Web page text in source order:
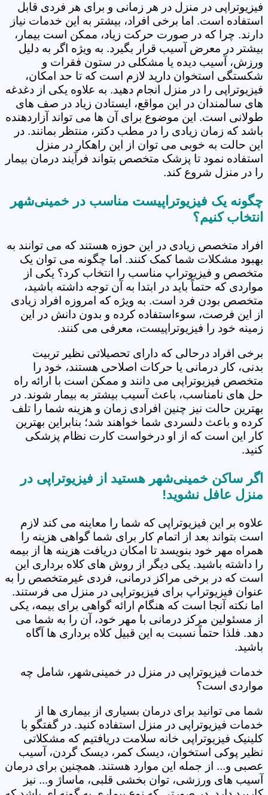
فیزیوتراپی در منزل در هر زمانی و برای هر فردی قابل
استفاده است. اما برخی افراد، بیشتر به این خدمات نیاز
دارند. چرا که در صورت حرکت زیاد، ممکن است بیمار،
بیشتر در معرض آسیب قرار بگیرد. به ویژه اگر به دلیل
ورزش، آسیب دیده یا مشکلی در ستون فقرات و
شکستگی استخوان دارید لازم است که تا حد امکان،
فیزیوتراپی را در منزل انجام دهید. به علاوه یکی از دغدغه
های سالمندان در این مواقع، ایستادن زیاد در صف های
طولانی است. این موضوع برای آن ها می تواند آزاردهنده
باشد که زمان زیادی را در مطب دکتر، منتظر بمانند. در
این حالت به خوبی می توان از این راهکار در منزل
استفاده نمود تا پزشک متخصص بتواند فرآیند درمان بیمار
را در منزل شروع کند.
چگونه یک فیزیوتراپیست مناسب در خمینی‌شهر
انتخاب کنیم؟
افراد متخصص زیادی در این حوزه هستند که می توانند به
بهبود مشکلات شما کمک کنند. اما چگونه می توان یک
متخصص و فیزیوتراپ مناسب را انتخاب کرد؟ یکی از
مواردی که حتماً باید در ابتدا به آن توجه داشته باشید،
متخصص بودن فرد است. به ویژه که امروزه افراد زیادی
از این فرصت، سوءاستفاده کرده و بدون دانش در این
زمینه خود را فیزیوتراپیست، معرفی می کنند.
برخی افراد درحالی که دارای تحصیلاتی نظیر تربیت
بدنی، کار درمانی یا حرکات اصلاحی هستند، خود را
متخصص فیزیوتراپی می دانند و ممکن است با ارائه راه
حل های نامناسب، باعث آسیب بیشتر به بیمار شوند. در
بهترین حالت نیز چنین افرادی زمان و هزینه شما را تلف
کرده و باعث دلسردی شما خواهند شد؛ بنابراین بهترین
کار این است که از او درخواست کارت نظام پزشکی
کنید.
اگر ساکن خمینی‌شهر هستید از فیزیوتراپی در
منزل عافل نشوید!
علاوه بر این فیزیوتراپی که شما را معاینه می کند لازم
است بتواند بعد از اتمام کار برای شما گواهی هزینه را
همراه مهر خود بنویسد تا امکان دریافت هزینه ها از بیمه
را داشته باشید. یکی دیگر از روش های کلاه برداری این
است که در برخی مراکز درمانی، فردی غیرمتخصص را به
عنوان فیزیوتراپ برای فیزیوتراپی در منزل می فرستند.
اما نکته آنجا است که هنگام ارائه گواهی برای بیمه، یکی
از مسئولین مرکز درمانی با مهر خود، آن را به شما می
دهد. فلذا حتماً نسبت به این قبیل کلاه برداری ها آگاه
باشید.
خدمات فیزیوتراپی در منزل در خمینی‌شهر، شامل چه
مواردی است؟
شما می توانید برای درمان بسیاری از بیماری ها از
خدمات فیزیوتراپی در منزل استفاده کنید. در گفتگو با
کلینیک فیزیوتراپی خانه سلامت دریافتیم که مشکلاتی
نظیر پوکی استخوان، دیسک کمر، دیسک گردن، آسیب
عصبی و... از جمله این موارد هستند. همچنین برای درمان
آسیب های ورزشی، توان بخشی قلبی، ماساژ و... نیز